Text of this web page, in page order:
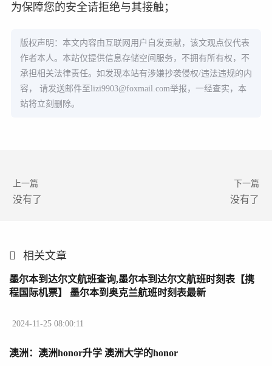
为保障您的安全请拒绝与其接触；
版权声明：本文内容由互联网用户自发贡献，该文观点仅代表
作者本人。本站仅提供信息存储空间服务，不拥有所有权，不
承担相关法律责任。如发现本站有涉嫌抄袭侵权/违法违规的内
容， 请发送邮件至lizi9903@foxmail.com举报，一经查实，本
站将立刻删除。
上一篇
没有了
下一篇
没有了
相关文章
墨尔本到达尔文航班查询,墨尔本到达尔文航班时刻表【携
程国际机票】 墨尔本到奥克兰航班时刻表最新
2024-11-25 08:00:11
澳洲：澳洲honor升学 澳洲大学的honor